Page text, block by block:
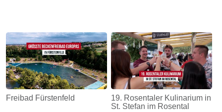
Freibad Fürstenfeld
19. Rosentaler Kulinarium in
St. Stefan im Rosental